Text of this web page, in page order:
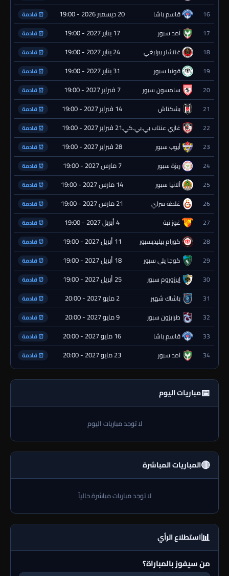
16 قاسم باشا 20 ديسمبر 2026 - 19:00 ⏰ قادمة
17 آمد سبور 17 يناير 2027 - 19:00 ⏰ قادمة
18 غنتشلر بيرليغي 24 يناير 2027 - 19:00 ⏰ قادمة
19 قونيا سبور 31 يناير 2027 - 19:00 ⏰ قادمة
20 سامسون سبور 7 فبراير 2027 - 19:00 ⏰ قادمة
21 بشكتاش 14 فبراير 2027 - 19:00 ⏰ قادمة
22 غازي عنتاب بي.بي.كي.21 فبراير 2027 - 19:00 ⏰ قادمة
23 أيوب سبور 28 فبراير 2027 - 19:00 ⏰ قادمة
24 ريزة سبور 7 مارس 2027 - 19:00 ⏰ قادمة
25 ألانيا سبور 14 مارس 2027 - 19:00 ⏰ قادمة
26 غلطة سراي 21 مارس 2027 - 19:00 ⏰ قادمة
27 غوز تبة 4 أبريل 2027 - 19:00 ⏰ قادمة
28 كورام بيليديسبور 11 أبريل 2027 - 19:00 ⏰ قادمة
29 كوجا يلي سبور 18 أبريل 2027 - 19:00 ⏰ قادمة
30 إيرزوروم سبور 25 أبريل 2027 - 19:00 ⏰ قادمة
31 باشاك شهير 2 مايو 2027 - 20:00 ⏰ قادمة
32 طرابزون سبور 9 مايو 2027 - 20:00 ⏰ قادمة
33 قاسم باشا 16 مايو 2027 - 20:00 ⏰ قادمة
34 آمد سبور 23 مايو 2027 - 20:00 ⏰ قادمة
📅مباريات اليوم
لا توجد مباريات اليوم
🔴المباريات المباشرة
لا توجد مباريات مباشرة حالياً
📊استطلاع الرأي
من سيفوز بالمباراة؟